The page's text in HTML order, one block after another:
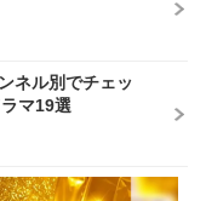
ネル別でチェッ
マ19選